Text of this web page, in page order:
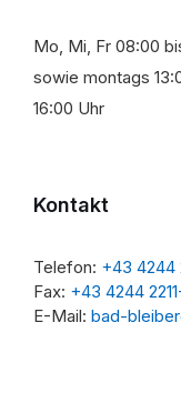
Mo, Mi, Fr 08:00
sowie montags
16:00 Uhr
Kontakt
Telefon: +43 4244
Fax: +43 4244
E-Mail: bad-